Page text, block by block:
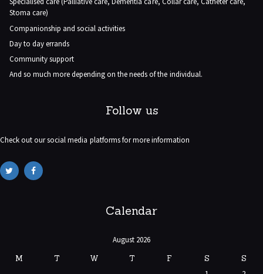
Stoma care)
Companionship and social activities
Day to day errands
Community support
And so much more depending on the needs of the individual.
Follow us
Check out our social media platforms for more information
Calendar
August 2026
M
T W T F S S